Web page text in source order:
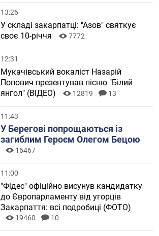
13:26
У складі закарпатці: "Азов" святкує
своє 10-річчя
7772
12:31
Мукачівський вокаліст Назарій
Попович презентував пісню "Білий
янгол" (ВІДЕО)
12819 13
11:43
У Берегові попрощаються із
загиблим Героєм Олегом Бецою
16467
11:00
"Фідес" офіційно висунув кандидатку
до Європарламенту від угорців
Закарпаття: всі подробиці (ФОТО)
19460 10